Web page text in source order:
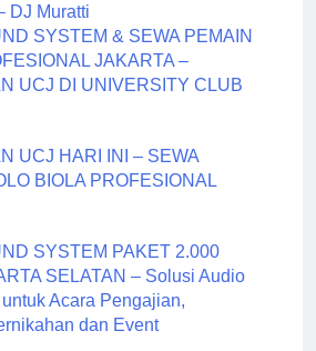
DJ Muratti
SYSTEM & SEWA PEMAIN
JAKARTA –
UCJ DI UNIVERSITY CLUB
UCJ HARI INI – SEWA
BIOLA PROFESIONAL
SYSTEM PAKET 2.000
SELATAN – Solusi Audio
Acara Pengajian,
dan Event